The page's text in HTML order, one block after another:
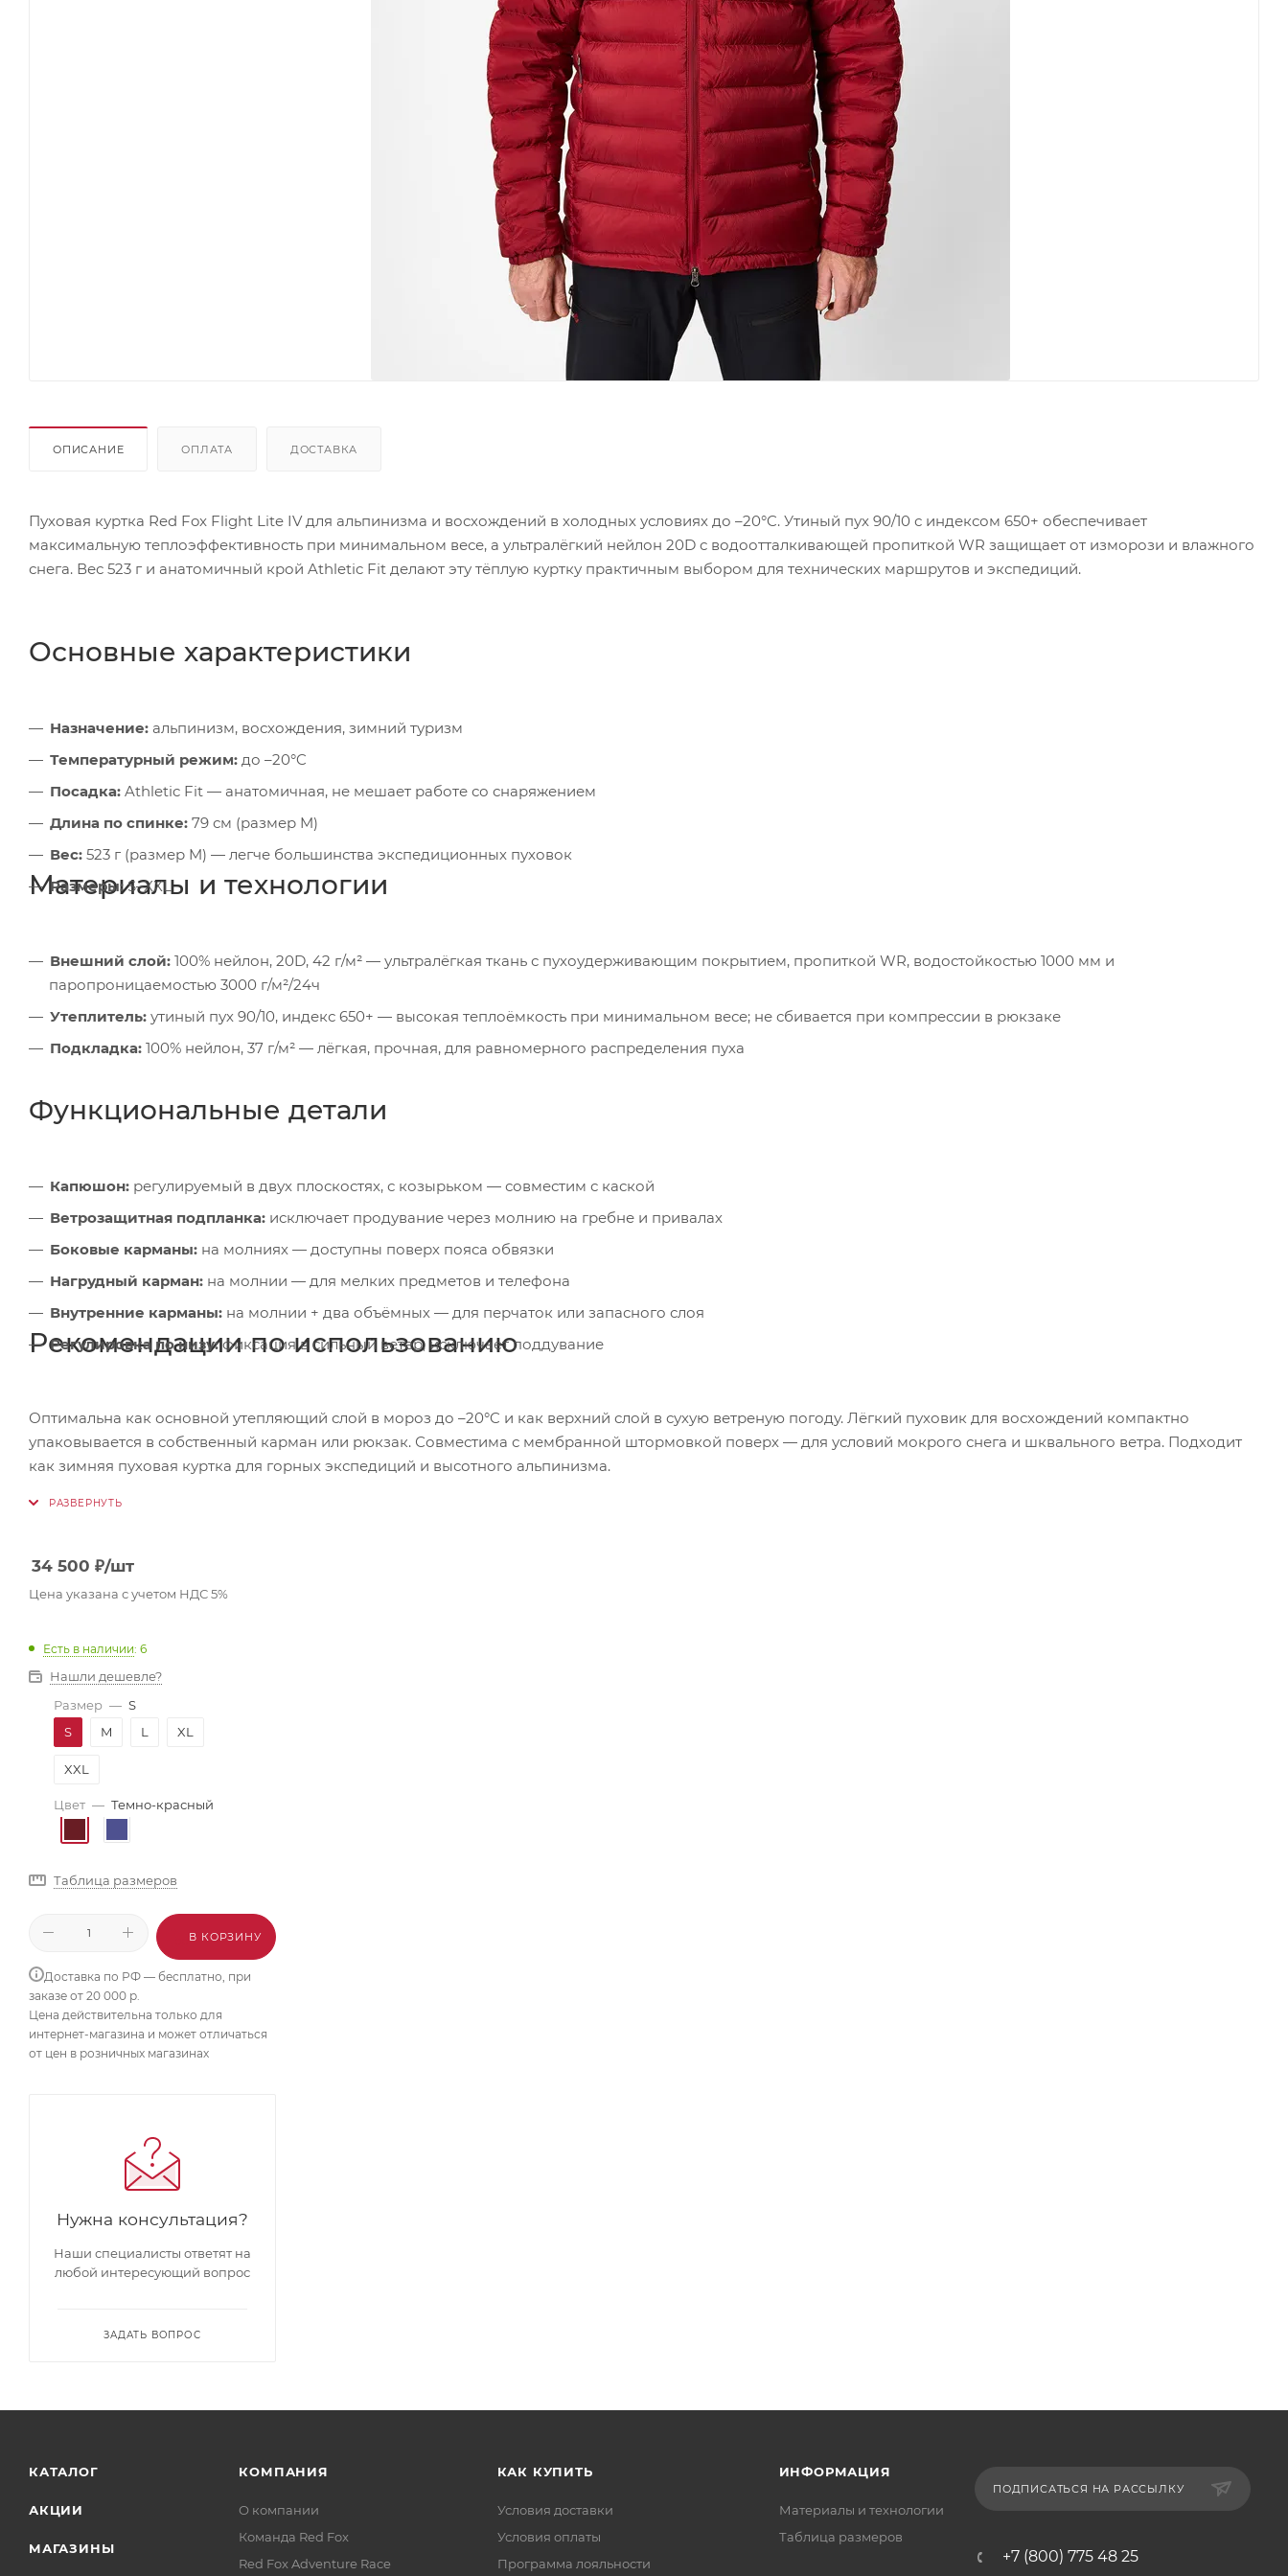
ОПИСАНИЕ ОПЛАТА ДОСТАВКА
Пуховая куртка Red Fox Flight Lite IV для альпинизма и восхождений в холодных условиях до –20°C. Утиный пух 90/10 с индексом 650+ обеспечивает
максимальную теплоэффективность при минимальном весе, а ультралёгкий нейлон 20D с водоотталкивающей пропиткой WR защищает от изморози и влажного
снега. Вес 523 г и анатомичный крой Athletic Fit делают эту тёплую куртку практичным выбором для технических маршрутов и экспедиций.
Основные характеристики
Назначение: альпинизм, восхождения, зимний туризм
Температурный режим: до –20°C
Посадка: Athletic Fit — анатомичная, не мешает работе со снаряжением
Длина по спинке: 79 см (размер M)
Вес: 523 г (размер M) — легче большинства экспедиционных пуховок
Размеры:S–XXL
Материалы и технологии
Внешний слой: 100% нейлон, 20D, 42 г/м² — ультралёгкая ткань с пухоудерживающим покрытием, пропиткой WR, водостойкостью 1000 мм и
паропроницаемостью 3000 г/м²/24ч
Утеплитель: утиный пух 90/10, индекс 650+ — высокая теплоёмкость при минимальном весе; не сбивается при компрессии в рюкзаке
Подкладка: 100% нейлон, 37 г/м² — лёгкая, прочная, для равномерного распределения пуха
Функциональные детали
Капюшон: регулируемый в двух плоскостях, с козырьком — совместим с каской
Ветрозащитная подпланка: исключает продувание через молнию на гребне и привалах
Боковые карманы: на молниях — доступны поверх пояса обвязки
Нагрудный карман: на молнии — для мелких предметов и телефона
Внутренние карманы: на молнии + два объёмных — для перчаток или запасного слоя
Регулировка по низу:фиксация в сильный ветер, исключает поддувание
Рекомендации по использованию
Оптимальна как основной утепляющий слой в мороз до –20°C и как верхний слой в сухую ветреную погоду. Лёгкий пуховик для восхождений компактно
упаковывается в собственный карман или рюкзак. Совместима с мембранной штормовкой поверх — для условий мокрого снега и шквального ветра. Подходит
как зимняя пуховая куртка для горных экспедиций и высотного альпинизма.
34 500 ₽/шт
Цена указана с учетом НДС 5%
Есть в наличии: 6
Нашли дешевле?
Размер — S
S
M L XL
XXL
Цвет — Темно-красный
Таблица размеров
В КОРЗИНУ
Доставка по РФ — бесплатно, при
заказе от 20 000 р.
Цена действительна только для
интернет-магазина и может отличаться
от цен в розничных магазинах
Нужна консультация?
Наши специалисты ответят на
любой интересующий вопрос
ЗАДАТЬ ВОПРОС
КАТАЛОГ
АКЦИИ
МАГАЗИНЫ
КОМПАНИЯ
О компании
Команда Red Fox
Red Fox Adventure Race
КАК КУПИТЬ
Условия доставки
Условия оплаты
Программа лояльности
ИНФОРМАЦИЯ
Материалы и технологии
Таблица размеров
ПОДПИСАТЬСЯ НА РАССЫЛКУ
+7 (800) 775 48 25